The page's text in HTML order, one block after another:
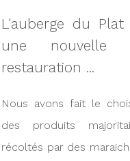
L'auberge du
une nouvelle
restauration ...
Nous avons fait le
des produits
récoltés par des